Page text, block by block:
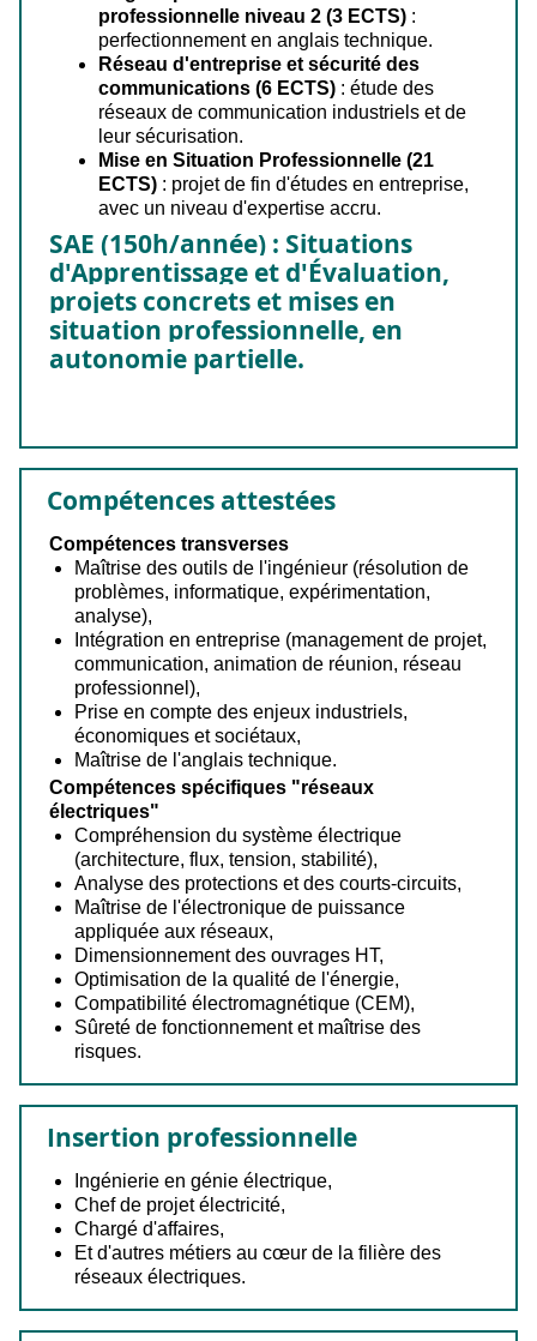
professionnelle niveau 2 (3 ECTS) :
perfectionnement en anglais technique.
Réseau d'entreprise et sécurité des
communications (6 ECTS) : étude des
réseaux de communication industriels et de
leur sécurisation.
Mise en Situation Professionnelle (21
ECTS) : projet de fin d'études en entreprise,
avec un niveau d'expertise accru.
SAE (150h/année) : Situations
d'Apprentissage et d'Évaluation,
projets concrets et mises en
situation professionnelle, en
autonomie partielle.
Compétences attestées
Compétences transverses
Maîtrise des outils de l'ingénieur (résolution de
problèmes, informatique, expérimentation,
analyse),
Intégration en entreprise (management de projet,
communication, animation de réunion, réseau
professionnel),
Prise en compte des enjeux industriels,
économiques et sociétaux,
Maîtrise de l'anglais technique.
Compétences spécifiques "réseaux
électriques"
Compréhension du système électrique
(architecture, flux, tension, stabilité),
Analyse des protections et des courts-circuits,
Maîtrise de l'électronique de puissance
appliquée aux réseaux,
Dimensionnement des ouvrages HT,
Optimisation de la qualité de l'énergie,
Compatibilité électromagnétique (CEM),
Sûreté de fonctionnement et maîtrise des
risques.
Insertion professionnelle
Ingénierie en génie électrique,
Chef de projet électricité,
Chargé d'affaires,
Et d'autres métiers au cœur de la filière des
réseaux électriques.